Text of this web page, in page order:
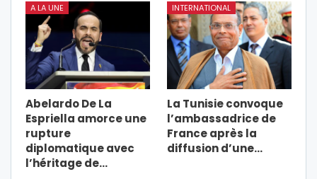
A LA UNE
Abelardo De La
Espriella amorce une
rupture
diplomatique avec
l’héritage de…
INTERNATIONAL
La Tunisie convoque
l’ambassadrice de
France après la
diffusion d’une…